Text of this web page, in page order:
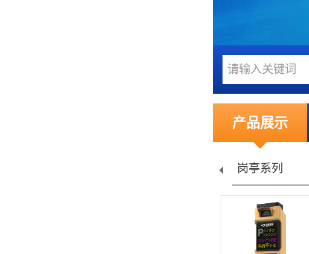
产品展示
停车场交...